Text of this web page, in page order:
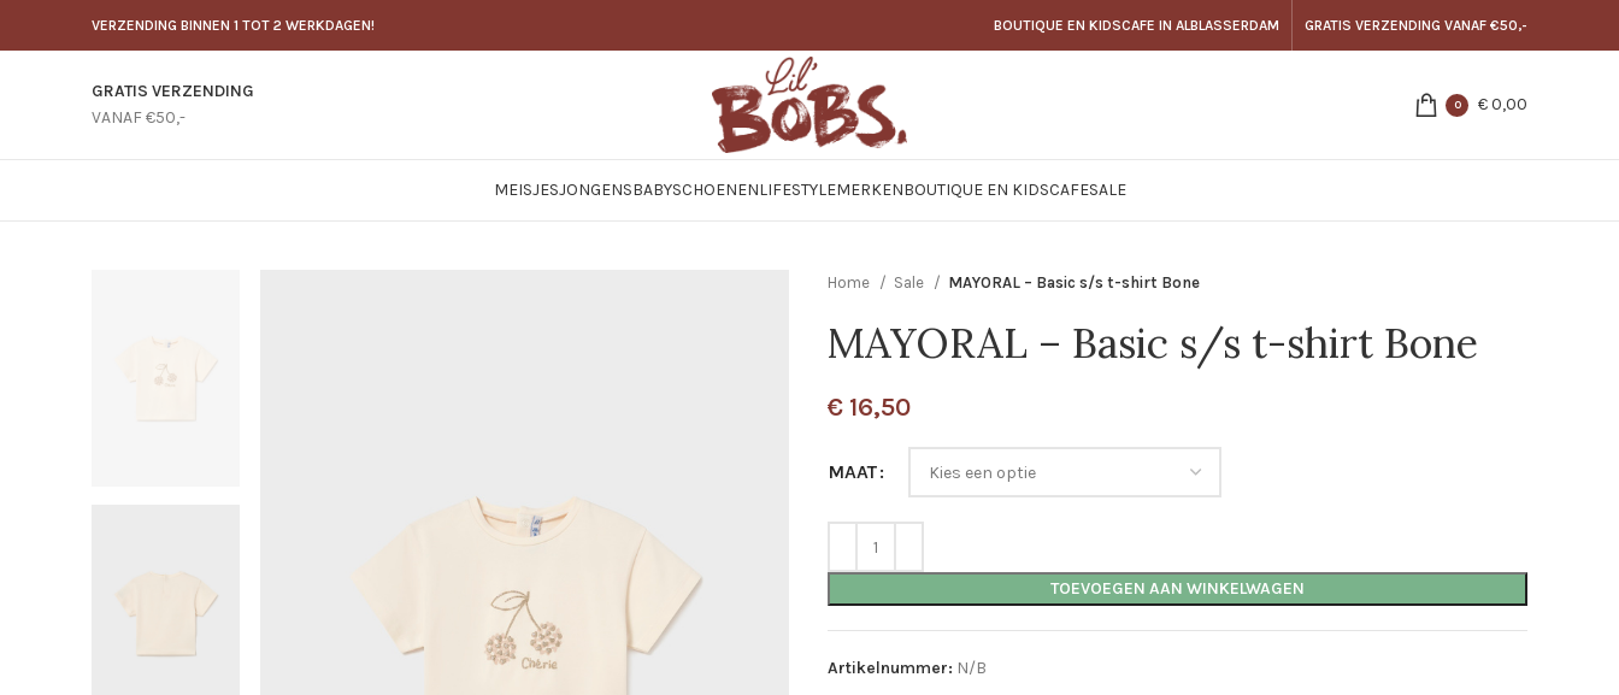
VERZENDING BINNEN 1 TOT 2 WERKDAGEN! BOUTIQUE EN KIDSCAFE IN ALBLASSERDAM GRATIS VERZENDING VANAF €50,-
GRATIS VERZENDING
VANAF €50,-
0 €0,00
MEISJESJONGENSBABYSCHOENENLIFESTYLEMERKENBOUTIQUE EN KIDSCAFESALE
Home Sale MAYORAL – Basic s/s t-shirt Bone
MAYORAL – Basic s/s t-shirt Bone
€ 16,50
MAAT
TOEVOEGEN AAN WINKELWAGEN
Artikelnummer: N/B